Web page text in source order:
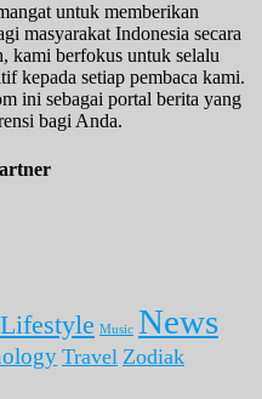
untuk memberikan
masyarakat Indonesia secara
kami berfokus untuk selalu
kepada setiap pembaca kami.
ini sebagai portal berita yang
bagi Anda.
Lifestyle Music News
Travel Zodiak